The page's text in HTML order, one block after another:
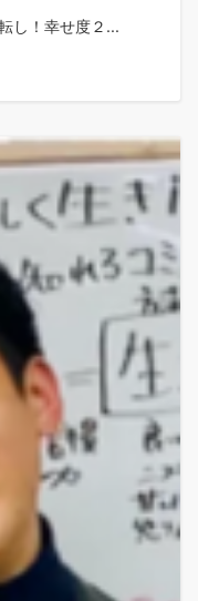
し！幸せ度２...